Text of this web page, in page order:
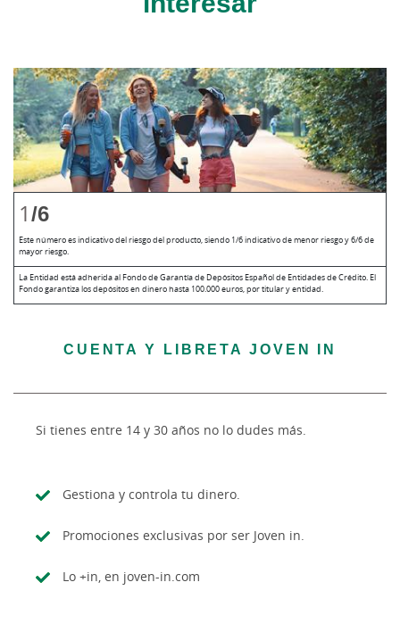
1/6
Este número es indicativo del riesgo del producto, siendo 1/6 indicativo de menor riesgo y 6/6 de
mayor riesgo.
La Entidad está adherida al Fondo de Garantía de Depósitos Español de Entidades de Crédito. El
Fondo garantiza los depósitos en dinero hasta 100.000 euros, por titular y entidad.
CUENTA Y LIBRETA JOVEN IN
Si tienes entre 14 y 30 años no lo dudes más.
Gestiona y controla tu dinero.
Promociones exclusivas por ser Joven in.
Lo +in, en joven-in.com